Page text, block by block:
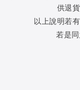
供退
以上說明若
若是